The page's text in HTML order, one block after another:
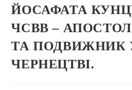
ЙОСАФАТА
ЧСВВ –
ТА ПОДВИЖНИК
ЧЕРНЕЦТВІ.